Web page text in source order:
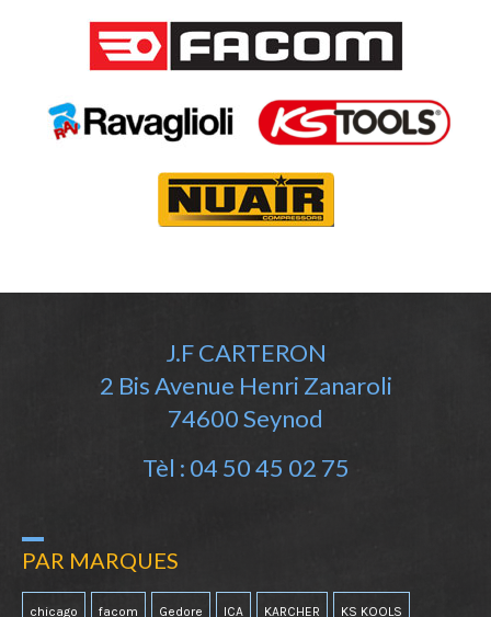
J.F CARTERON
2 Bis Avenue Henri Zanaroli
74600 Seynod
Tèl : 04 50 45 02 75
PAR MARQUES
chicago facom Gedore ICA KARCHER KS KOOLS